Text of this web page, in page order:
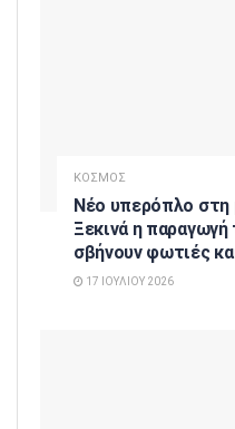
ΚΟΣΜΟΣ
Νέο υπερόπλο στη
Ξεκινά η παραγωγή
σβήνουν φωτιές
17 ΙΟΥΛΊΟΥ 2026